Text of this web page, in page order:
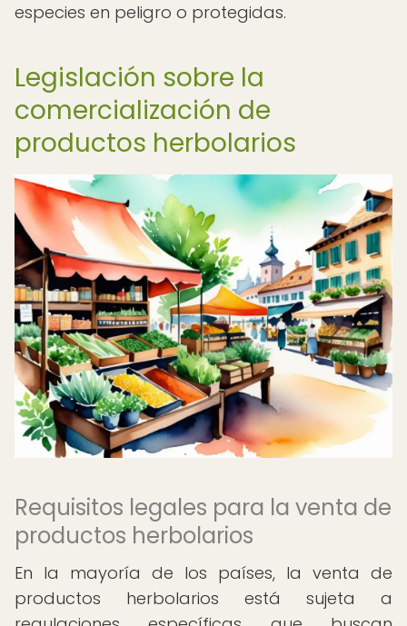
especies en peligro o protegidas.
Legislación sobre la
comercialización de
productos herbolarios
Requisitos legales para la venta de
productos herbolarios
En la mayoría de los países, la venta de
productos herbolarios está sujeta a